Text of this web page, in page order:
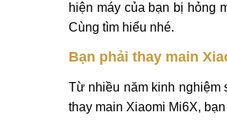
hiện máy của bạn bị hỏng
Cùng tìm hiểu nhé.
Bạn phải thay main
Từ nhiều năm kinh nghiệm
thay main Xiaomi Mi6X,